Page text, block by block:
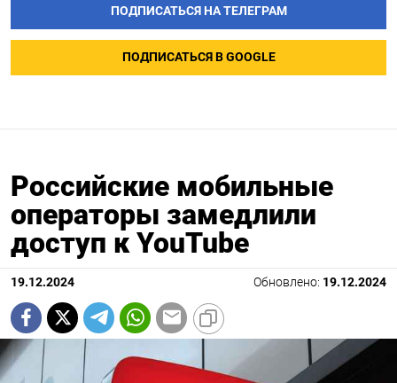
ПОДПИСАТЬСЯ НА ТЕЛЕГРАМ
ПОДПИСАТЬСЯ В GOOGLE
Российские мобильные
операторы замедлили
доступ к YouTube
19.12.2024 Обновлено: 19.12.2024